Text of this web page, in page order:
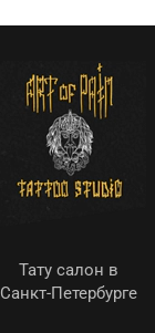
Тату салон в
Санкт-Петербурге